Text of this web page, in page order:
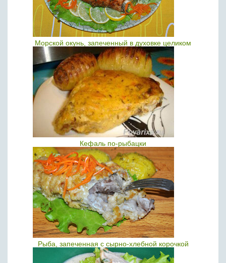
Морской окунь, запеченный в духовке целиком
Кефаль по-рыбацки
Рыба, запеченная с сырно-хлебной корочкой